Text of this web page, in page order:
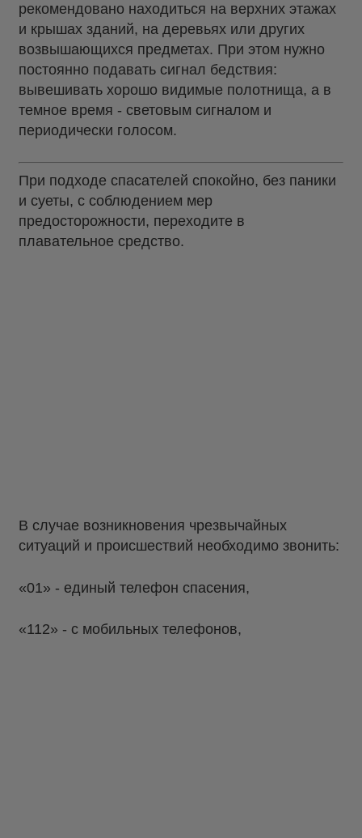
рекомендовано находиться на верхних этажах
и крышах зданий, на деревьях или других
возвышающихся предметах. При этом нужно
постоянно подавать сигнал бедствия:
вывешивать хорошо видимые полотнища, а в
темное время - световым сигналом и
периодически голосом.
При подходе спасателей спокойно, без паники
и суеты, с соблюдением мер
предосторожности, переходите в
плавательное средство.
В случае возникновения чрезвычайных
ситуаций и происшествий необходимо звонить:
«01» - единый телефон спасения,
«112» - с мобильных телефонов,